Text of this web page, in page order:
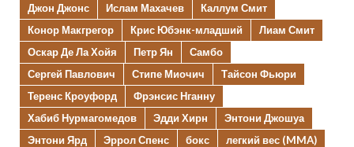
Джон Джонс
Ислам Махачев
Каллум Смит
Конор Макгрегор
Крис Юбэнк-младший
Лиам Смит
Оскар Де Ла Хойя
Петр Ян
Самбо
Сергей Павлович
Стипе Миочич
Тайсон Фьюри
Теренс Кроуфорд
Фрэнсис Нганну
Хабиб Нурмагомедов
Эдди Хирн
Энтони Джошуа
Энтони Ярд
Эррол Спенс бокс
легкий вес (MMA)